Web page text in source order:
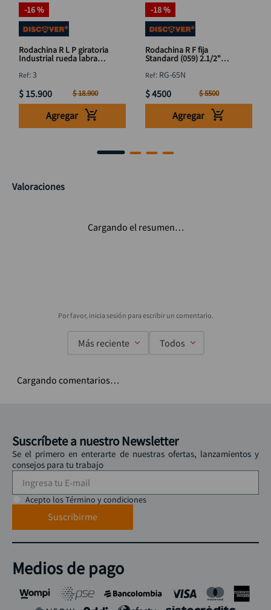
-16 %
Rodachina R L P giratoria
Industrial rueda labrada
:3
$ 15.900 $18.900
Agregar
-18 %
Rodachina R F fija
Standard (059) 2.1/2"
: RG-65N
$4500 $5500
Agregar
Valoraciones
Cargando el resumen…
Más reciente Todos
Cargando comentarios…
Suscríbete a nuestro Newsletter
Se el primero en enterarte de nuestras ofertas, lanzamientos y
consejos para tu trabajo
Acepto los Término y condiciones
Suscribirme
Medios de pago